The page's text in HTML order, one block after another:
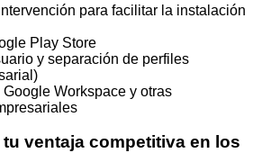
para facilitar la instalación
Play Store
y separación de perfiles
Google Workspace y otras
ventaja competitiva en los